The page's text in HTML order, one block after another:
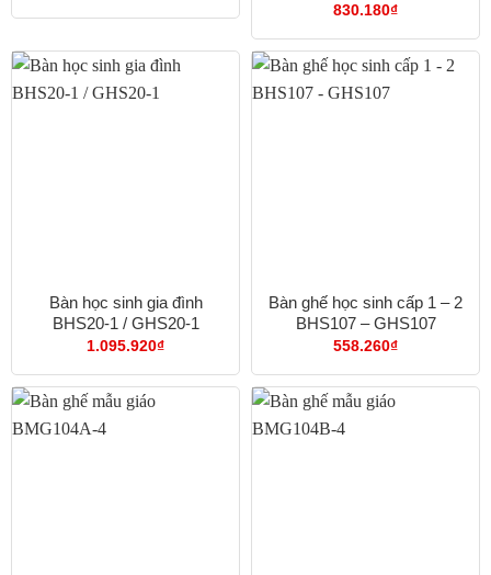
830.180₫
Bàn học sinh gia đình
BHS20-1 / GHS20-1
1.095.920₫
Bàn ghế học sinh cấp 1 – 2
BHS107 – GHS107
558.260₫